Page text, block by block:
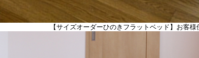
【サイズオーダーひのきフラットベッド】お客様